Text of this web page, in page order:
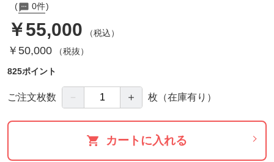
0件
￥55,000 （税込）
￥50,000（税抜）
825ポイント
ご注文枚数 － ＋ 枚 （在庫有り）
カートに入れる